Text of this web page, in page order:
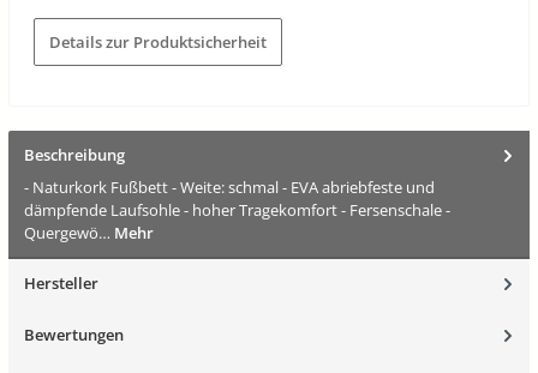
Details zur Produktsicherheit
Beschreibung
- Naturkork Fußbett - Weite: schmal - EVA abriebfeste und
dämpfende Laufsohle - hoher Tragekomfort - Fersenschale -
Quergewö… Mehr
Hersteller
Bewertungen